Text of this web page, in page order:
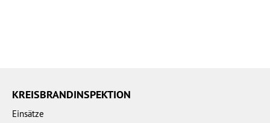
KREISBRANDINSPEKTION
Einsätze